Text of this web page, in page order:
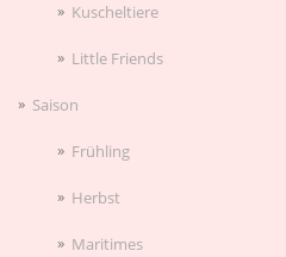
Kuscheltiere
Little Friends
Saison
Frühling
Herbst
Maritimes